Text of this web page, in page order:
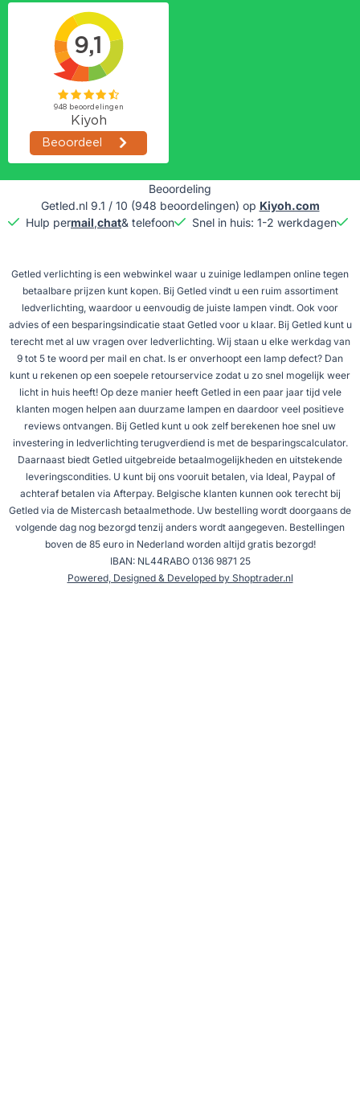
Beoordeling
Getled.nl 9.1 / 10 (948 beoordelingen) op Kiyoh.com
Hulp permail,chat& telefoon Snel in huis: 1-2 werkdagen
Getled verlichting is een webwinkel waar u zuinige ledlampen online tegen
betaalbare prijzen kunt kopen. Bij Getled vindt u een ruim assortiment
ledverlichting, waardoor u eenvoudig de juiste lampen vindt. Ook voor
advies of een besparingsindicatie staat Getled voor u klaar. Bij Getled kunt u
terecht met al uw vragen over ledverlichting. Wij staan u elke werkdag van
9 tot 5 te woord per mail en chat. Is er onverhoopt een lamp defect? Dan
kunt u rekenen op een soepele retourservice zodat u zo snel mogelijk weer
licht in huis heeft! Op deze manier heeft Getled in een paar jaar tijd vele
klanten mogen helpen aan duurzame lampen en daardoor veel positieve
reviews ontvangen. Bij Getled kunt u ook zelf berekenen hoe snel uw
investering in ledverlichting terugverdiend is met de besparingscalculator.
Daarnaast biedt Getled uitgebreide betaalmogelijkheden en uitstekende
leveringscondities. U kunt bij ons vooruit betalen, via Ideal, Paypal of
achteraf betalen via Afterpay. Belgische klanten kunnen ook terecht bij
Getled via de Mistercash betaalmethode. Uw bestelling wordt doorgaans de
volgende dag nog bezorgd tenzij anders wordt aangegeven. Bestellingen
boven de 85 euro in Nederland worden altijd gratis bezorgd!
IBAN: NL44RABO 0136 9871 25
Powered, Designed & Developed by Shoptrader.nl